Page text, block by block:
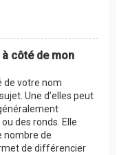
côté de mon
de votre nom
Une d’elles peut
des ronds. Elle
nombre de
de différencier